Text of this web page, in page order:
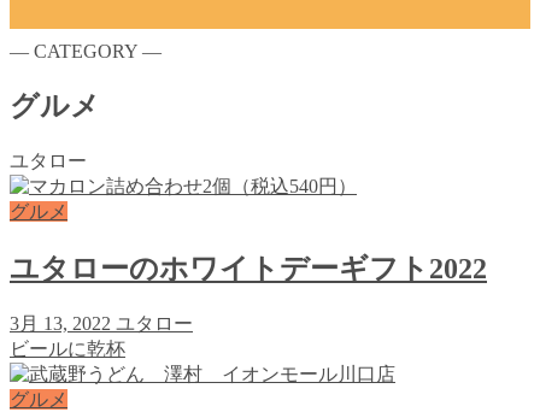
― CATEGORY ―
グルメ
ユタロー
グルメ
ユタローのホワイトデーギフト2022
3月 13, 2022 ユタロー
ビールに乾杯
グルメ